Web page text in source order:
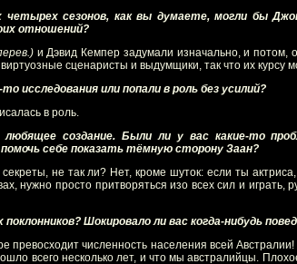
сезонов, как вы думаете, могли бы
отношений?
и Дэвид Кемпер задумали изначально, и потом,
сценаристы и выдумщики, так что их курсу
исследования или попали в роль без усилий?
в роль.
любящее создание. Были ли у вас какие-то
себе показать тёмную сторону Заан?
не так ли? Нет, кроме шуток: если ты
нужно просто притворяться изо всех сил и играть,
Шокировало ли вас когда-нибудь
численность населения всей
всего несколько лет, и что мы австралийцы.